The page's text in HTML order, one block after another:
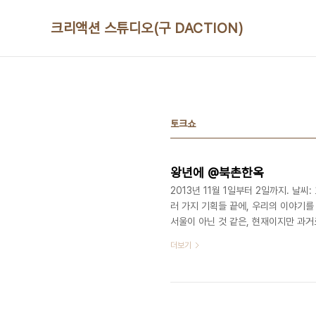
크리액션 스튜디오(구 DACTION)
토크쇼
왕년에 @북촌한옥
2013년 11월 1일부터 2일까지. 날씨:
러 가지 기획들 끝에, 우리의 이야기
서울이 아닌 것 같은, 현재이지만 과
욱이(상큼)는 삶은 달걀과 제육볶음
창시절 때 우리가 어떤 아이들이었는
더보기